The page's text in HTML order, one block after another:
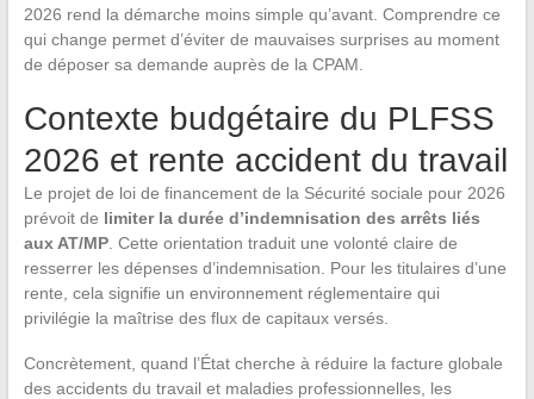
2026 rend la démarche moins simple qu’avant. Comprendre ce
qui change permet d’éviter de mauvaises surprises au moment
de déposer sa demande auprès de la CPAM.
Contexte budgétaire du PLFSS
2026 et rente accident du travail
Le projet de loi de financement de la Sécurité sociale pour 2026
prévoit de limiter la durée d’indemnisation des arrêts liés
aux AT/MP. Cette orientation traduit une volonté claire de
resserrer les dépenses d’indemnisation. Pour les titulaires d’une
rente, cela signifie un environnement réglementaire qui
privilégie la maîtrise des flux de capitaux versés.
Concrètement, quand l’État cherche à réduire la facture globale
des accidents du travail et maladies professionnelles, les